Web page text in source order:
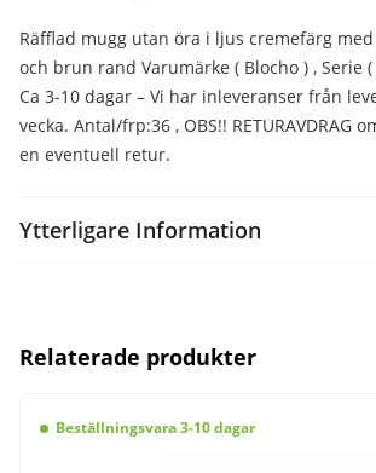
Räfflad mugg utan öra i ljus cremefärg
och brun rand Varumärke ( Blocho ) , Serie
Ca 3-10 dagar – Vi har inleveranser från
vecka. Antal/frp:36 , OBS!! RETURAVDRAG
en eventuell retur.
Ytterligare Information
Relaterade produkter
Beställningsvara 3-10 dagar